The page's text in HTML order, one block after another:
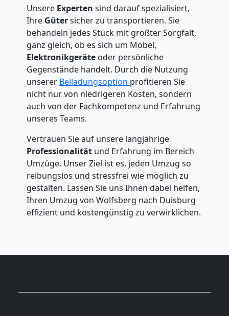
Unsere Experten sind darauf spezialisiert,
Ihre Gütersicher zu transportieren. Sie
behandeln jedes Stück mit größter Sorgfalt,
ganz gleich, ob es sich um Möbel,
Elektronikgeräte oder persönliche
Gegenstände handelt. Durch die Nutzung
unserer Beiladungsoption profitieren Sie
nicht nur von niedrigeren Kosten, sondern
auch von der Fachkompetenz und Erfahrung
unseres Teams.
Vertrauen Sie auf unsere langjährige
Professionalität und Erfahrung im Bereich
Umzüge. Unser Ziel ist es, jeden Umzug so
reibungslos und stressfrei wie möglich zu
gestalten. Lassen Sie uns Ihnen dabei helfen,
Ihren Umzug von Wolfsberg nach Duisburg
effizient und kostengünstig zu verwirklichen.